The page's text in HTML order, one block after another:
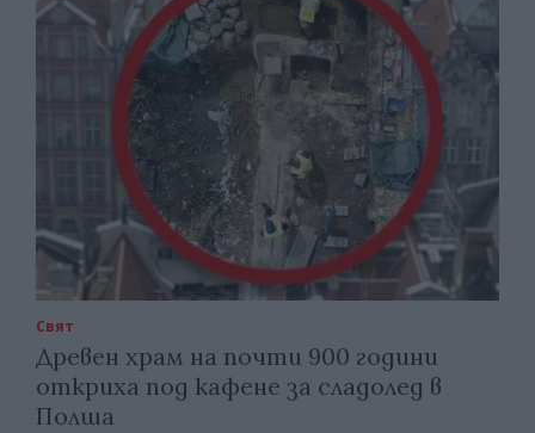
Свят
Древен храм на почти 900 години
откриха под кафене за сладолед в
Полша